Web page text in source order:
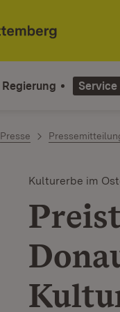
Regierung Service
Presse
Kulturerbe im